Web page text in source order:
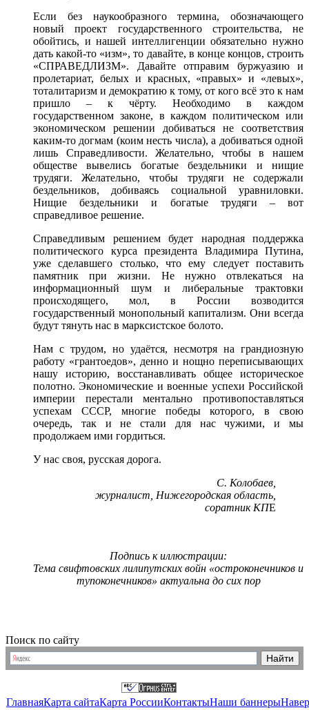
Если без наукообразного термина, обозначающего
новый проект государственного строительства, не
обойтись, и нашей интеллигенции обязательно нужно
дать какой-то «изм», то давайте, в конце концов, строить
«СПРАВЕДЛИЗМ». Давайте отправим буржуазию и
пролетариат, белых и красных, «правых» и «левых»,
тоталитаризм и демократию к тому, от кого всё это к нам
пришло – к чёрту. Необходимо в каждом
государственном законе, в каждом политическом или
экономическом решении добиваться не соответствия
каким-то догмам (коим несть числа), а добиваться одной
лишь Справедливости. Желательно, чтобы в нашем
обществе вывелись богатые бездельники и нищие
трудяги. Желательно, чтобы трудяги не содержали
бездельников, добиваясь социальной уравниловки.
Нищие бездельники и богатые трудяги – вот
справедливое решение.
Справедливым решением будет народная поддержка
политического курса президента Владимира Путина,
уже сделавшего столько, что ему следует поставить
памятник при жизни. Не нужно отвлекаться на
информационный шум и либеральные трактовки
происходящего, мол, в России возводится
государственный монопольный капитализм. Они всегда
будут тянуть нас в марксистское болото.
Нам с трудом, но удаётся, несмотря на грандиозную
работу «грантоедов», денно и нощно переписывающих
нашу историю, восстанавливать общее историческое
полотно. Экономические и военные успехи Российской
империи перестали ментально противопоставляться
успехам СССР, многие победы которого, в свою
очередь, так и не стали для нас чужими, и мы
продолжаем ими гордиться.
У нас своя, русская дорога.
С. Колобаев,
журналист, Нижегородская область,
соратник КПЕ
Подпись к иллюстрации:
Тема свифтовских лилипутских войн «остроконечников и
тупоконечников» актуальна до сих пор
Поиск по сайту
ГлавнаяКарта сайтаКарта РоссииКонтактыНаши баннеры